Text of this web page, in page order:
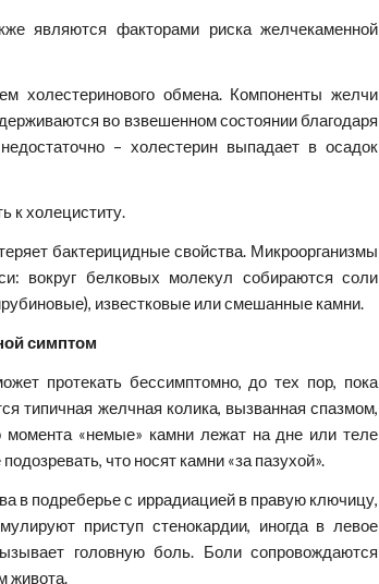
являются факторами риска желчекаменной
холестеринового обмена. Компоненты желчи
во взвешенном состоянии благодаря
– холестерин выпадает в осадок
к холециститу.
бактерицидные свойства. Микроорганизмы
вокруг белковых молекул собираются соли
известковые или смешанные камни.
симптом
протекать бессимптомно, до тех пор, пока
типичная желчная колика, вызванная спазмом,
«немые» камни лежат на дне или теле
что носят камни «за пазухой».
в подреберье с иррадиацией в правую ключицу,
приступ стенокардии, иногда в левое
головную боль. Боли сопровождаются
живота.